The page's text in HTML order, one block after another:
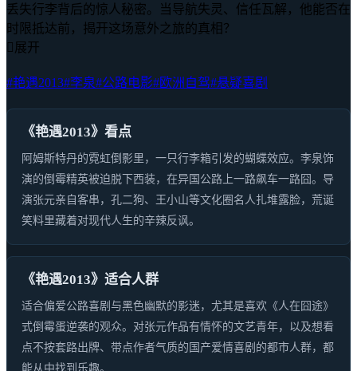
丢失行李背后的惊人秘密。当导航失灵、信任瓦解，他能否在
时限抵达前，揭开这场意外之旅的真相？
 展开
#艳遇2013#李泉#公路电影#欧洲自驾#悬疑喜剧
《艳遇2013》看点
阿姆斯特丹的霓虹倒影里，一只行李箱引发的蝴蝶效应。李泉饰
演的倒霉精英被迫脱下西装，在异国公路上一路飙车一路囧。导
演张元亲自客串，孔二狗、王小山等文化圈名人扎堆露脸，荒诞
笑料里藏着对现代人生的辛辣反讽。
《艳遇2013》适合人群
适合偏爱公路喜剧与黑色幽默的影迷，尤其是喜欢《人在囧途》
式倒霉蛋逆袭的观众。对张元作品有情怀的文艺青年，以及想看
点不按套路出牌、带点作者气质的国产爱情喜剧的都市人群，都
能从中找到乐趣。